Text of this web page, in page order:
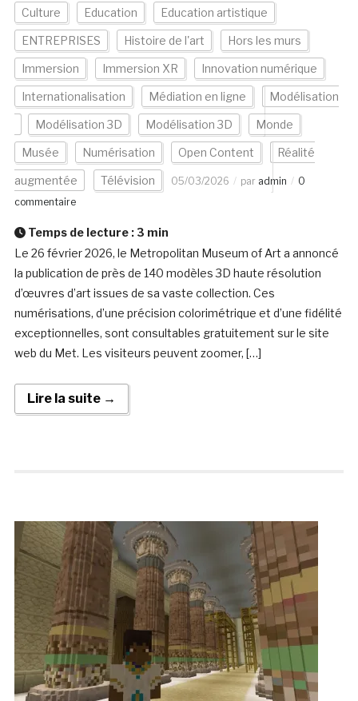
Culture Education Education artistique
ENTREPRISES Histoire de l'art Hors les murs
Immersion Immersion XR Innovation numérique
Internationalisation Médiation en ligne Modélisation
Modélisation 3D Modélisation 3D Monde
Musée Numérisation Open Content Réalité
augmentée Télévision 05/03/2026 par admin
0
commentaire
Temps de lecture : 3 min
Le 26 février 2026, le Metropolitan Museum of Art a annoncé
la publication de près de 140 modèles 3D haute résolution
d’œuvres d’art issues de sa vaste collection. Ces
numérisations, d’une précision colorimétrique et d’une fidélité
exceptionnelles, sont consultables gratuitement sur le site
web du Met. Les visiteurs peuvent zoomer, […]
Lire la suite →